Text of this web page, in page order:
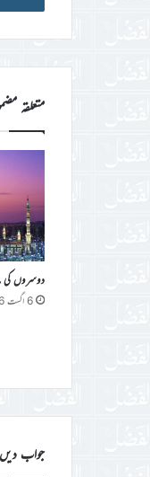
ڈی
متعلقہ
دوسروں کی
6 اگست 2026ء
جواب دیں